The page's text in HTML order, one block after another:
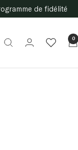
de fidélité
0